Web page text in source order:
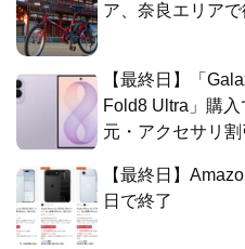
ア、奈良エリアで
【最終日】「
Fold8 Ultra」購
元・アクセサリ割
【最終日】
日で終了